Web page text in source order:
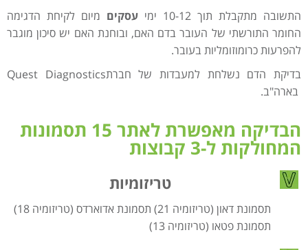
התשובה מתקבלת תוך 10-12 ימי
עסקים מיום לקיחת הדגימה
החומר התורשתי של העובר בדם האם, ובוחנת האם יש סיכון מוגבר
להפרעות כרומוזומליות בעובר.
בדיקת הדם נשלחת למעבדות של חברתQuest Diagnostics
בארה"ב.
הבדיקה מאפשרת לאתר 15 תסמונות
המחולקות ל-3 קבוצות
טריזומיות
תסמונת דאון (טריזומיה 21) תסמונת אדוארדס (טריזומיה 18)​
תסמונת פטאו (טריזומיה 13)​